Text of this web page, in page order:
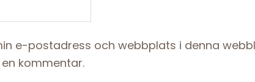
e-postadress och webbplats i denna
kommentar.